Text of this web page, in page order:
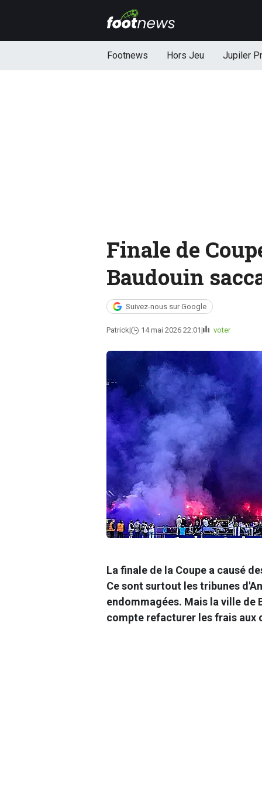
Footnews Hors Jeu Jupiler
Finale de
Baudouin
Suivez-nous sur Google
Patrick 14 mai 2026 22:01 voter
La finale de la Coupe a causé
Ce sont surtout lestribunes
endommagées. Mais la ville de
compte refacturer les frais aux